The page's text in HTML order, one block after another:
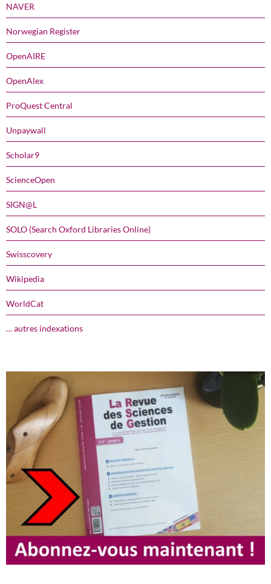
NAVER
Norwegian Register
OpenAIRE
OpenAlex
ProQuest Central
Unpaywall
Scholar9
ScienceOpen
SIGN@L
SOLO (Search Oxford Libraries Online)
Swisscovery
Wikipedia
WorldCat
… autres indexations